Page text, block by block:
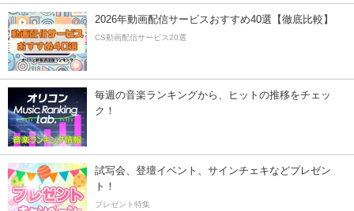
2026年動画配信サービスおすすめ40選【徹底比較】
CS動画配信サービス20選
毎週の音楽ランキングから、ヒットの推移をチェッ
ク！
試写会、登壇イベント、サインチェキなどプレゼン
ト！
プレゼント特集